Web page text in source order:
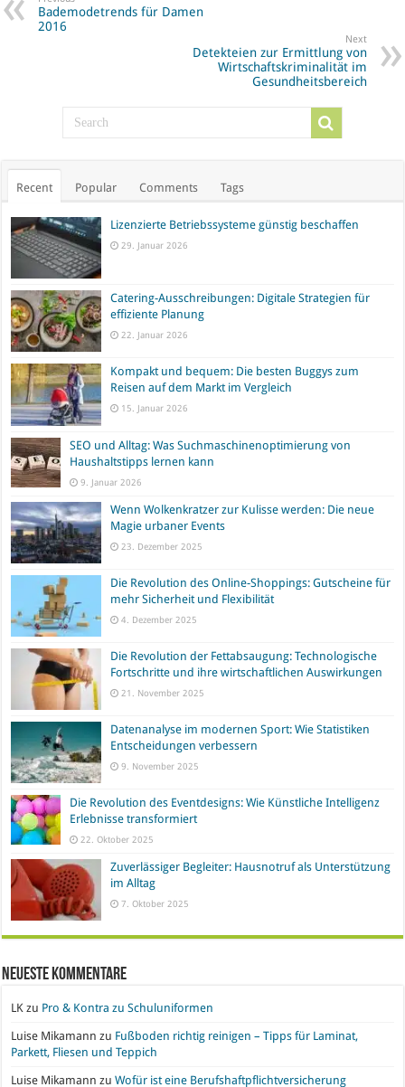
Bademodetrends für Damen
2016
Next
Detekteien zur Ermittlung von
Wirtschaftskriminalität im
Gesundheitsbereich
Recent Popular Comments Tags
Lizenzierte Betriebssysteme günstig beschaffen
29. Januar 2026
Catering-Ausschreibungen: Digitale Strategien für
effiziente Planung
22. Januar 2026
Kompakt und bequem: Die besten Buggys zum
Reisen auf dem Markt im Vergleich
15. Januar 2026
SEO und Alltag: Was Suchmaschinenoptimierung von
Haushaltstipps lernen kann
9. Januar 2026
Wenn Wolkenkratzer zur Kulisse werden: Die neue
Magie urbaner Events
23. Dezember 2025
Die Revolution des Online-Shoppings: Gutscheine für
mehr Sicherheit und Flexibilität
4. Dezember 2025
Die Revolution der Fettabsaugung: Technologische
Fortschritte und ihre wirtschaftlichen Auswirkungen
21. November 2025
Datenanalyse im modernen Sport: Wie Statistiken
Entscheidungen verbessern
9. November 2025
Die Revolution des Eventdesigns: Wie Künstliche Intelligenz
Erlebnisse transformiert
22. Oktober 2025
Zuverlässiger Begleiter: Hausnotruf als Unterstützung
im Alltag
7. Oktober 2025
Neueste Kommentare
LK zu Pro & Kontra zu Schuluniformen
Luise Mikamann zu Fußboden richtig reinigen – Tipps für Laminat,
Parkett, Fliesen und Teppich
Luise Mikamann zuWofür ist eine Berufshaftpflichtversicherung